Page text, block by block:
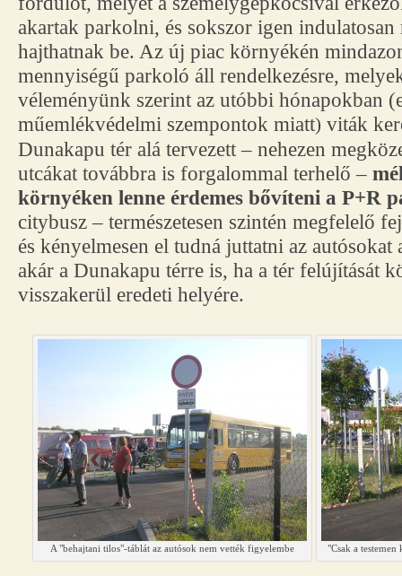
akartak parkolni, és sokszor igen
hajthatnak be. Az új piac környékén
mennyiségű parkoló áll rendelkezésre,
véleményünk szerint az utóbbi hónapokban
műemlékvédelmi szempontok miatt) viták
Dunakapu tér alá tervezett – nehezen
utcákat továbbra is forgalommal terhelő –
környéken lenne érdemes bővíteni a P+R
citybusz – természetesen szintén megfelelő
és kényelmesen el tudná juttatni az autósokat
akár a Dunakapu térre is, ha a tér felújítását
visszakerül eredeti helyére.
A "behajtani tilos"-táblát az autósok nem vették figyelembe "Csak a